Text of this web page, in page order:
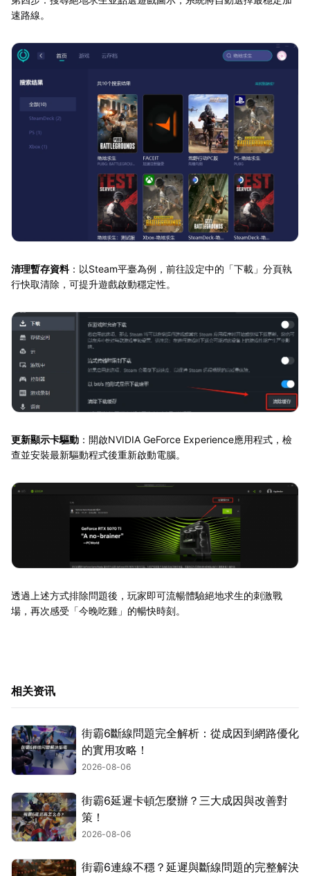
速路線。
清理暫存資料：以Steam平臺為例，前往設定中的「下載」分頁執
行快取清除，可提升遊戲啟動穩定性。
更新顯示卡驅動 ：開啟NVIDIA GeForce Experience應用程式，檢
查並安裝最新驅動程式後重新啟動電腦。
透過上述方式排除問題後，玩家即可流暢體驗絕地求生的刺激戰
場，再次感受「今晚吃雞」的暢快時刻。
相关资讯
街霸6斷線問題完全解析：從成因到網路優化
的實用攻略！
2026-08-06
街霸6延遲卡頓怎麼辦？三大成因與改善對
策！
2026-08-06
街霸6連線不穩？延遲與斷線問題的完整解決